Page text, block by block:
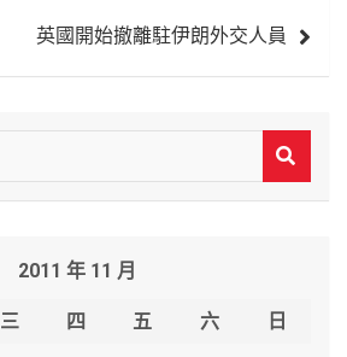
英國開始撤離駐伊朗外交人員
2011 年 11 月
三 四 五 六
日